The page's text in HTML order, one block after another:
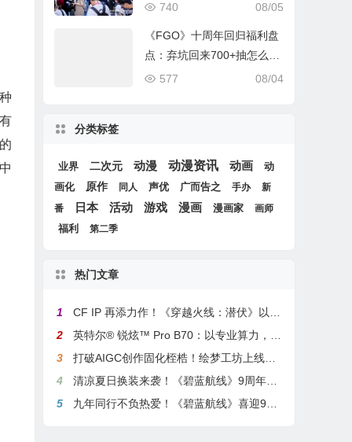
08/05
740
《FGO》十周年回归福利盘
点：弃坑回来700+抽怎么
拿？
08/04
577
分类标签
业界 二次元 动漫 动漫资讯 动画
动
画化
原作 同人 声优 广而告之 手办
新
番
日本 活动 游戏 漫画 漫画家 画师
福利 第二季
热门文章
1
CF IP 再添力作！《穿越火线：潜伏》以3A叙事重塑战术潜行玩法
2
英特尔® 锐炫™ Pro B70：以专业算力，解锁本地化AI部署与生产力新基准
3
打破AIGC创作固化桎梏！绘梦工坊上线绘梦画布dreamo赋能全场景自由创作
4
清凉夏日换装来袭！《碧蓝航线》9周年庆典活动第二弹今日正式上线
5
九年同行不负热爱！《碧蓝航线》喜迎9周岁生日 双向奔赴共赴新程